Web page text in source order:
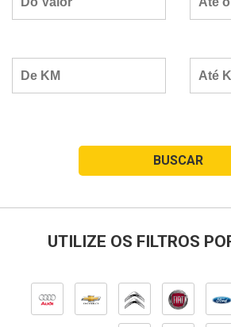
UTILIZE OS FILTROS